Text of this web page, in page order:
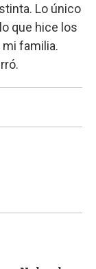
Lo único
que hice los
familia.